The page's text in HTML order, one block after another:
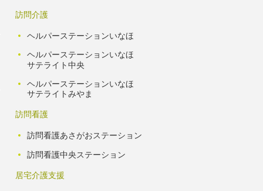
訪問介護
ヘルパーステーションいなほ
ヘルパーステーションいなほ
サテライト中央
ヘルパーステーションいなほ
サテライトみやま
訪問看護
訪問看護あさがおステーション
訪問看護中央ステーション
居宅介護支援